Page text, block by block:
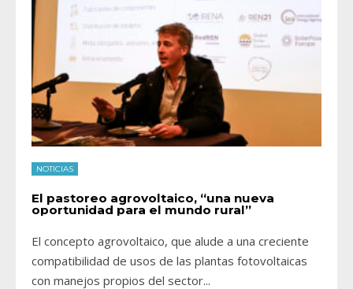
NOTICIAS
El pastoreo agrovoltaico, “una nueva
oportunidad para el mundo rural”
El concepto agrovoltaico, que alude a una creciente
compatibilidad de usos de las plantas fotovoltaicas
con manejos propios del sector...